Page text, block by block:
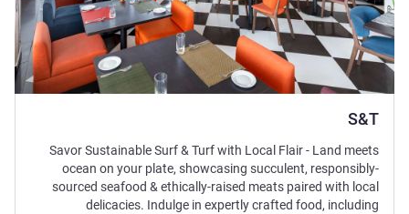
S&T
Savor Sustainable Surf & Turf with Local Flair - Land meets
ocean on your plate, showcasing succulent, responsibly-
sourced seafood & ethically-raised meats paired with local
delicacies. Indulge in expertly crafted food, including